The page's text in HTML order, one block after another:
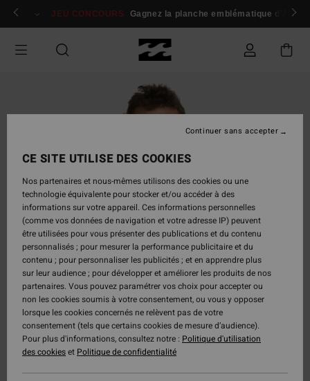
Passer
Se connecter / s'inscrire
JEU CONCOURS Gagnez la planche emblématique d'Andy
CE SITE UTILISE DES COOKIES
Nos partenaires et nous-mêmes utilisons des cookies ou une
technologie équivalente pour stocker et/ou accéder à des
informations sur votre appareil. Ces informations personnelles
(comme vos données de navigation et votre adresse IP) peuvent
être utilisées pour vous présenter des publications et du contenu
personnalisés ; pour mesurer la performance publicitaire et du
contenu ; pour personnaliser les publicités ; et en apprendre plus
sur leur audience ; pour développer et améliorer les produits de nos
partenaires. Vous pouvez paramétrer vos choix pour accepter ou
non les cookies soumis à votre consentement, ou vous y opposer
lorsque les cookies concernés ne relèvent pas de votre
consentement (tels que certains cookies de mesure d’audience).
Pour plus d'informations, consultez notre : Politique d'utilisation
des cookieset Politique de confidentialité
Continuer sans accepter